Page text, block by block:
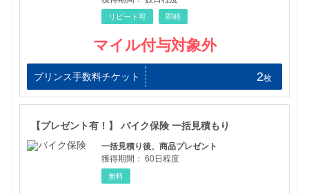
リピート可 即時
マイル付与対象外
プリンス手数料チケット 2枚
【プレゼント有！】 バイク保険 一括見積もり
一括見積り後、商品プレゼント
獲得期間： 60日程度
無料